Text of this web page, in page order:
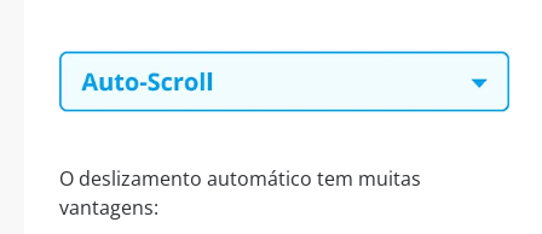
O deslizamento automático tem muitas
vantagens: